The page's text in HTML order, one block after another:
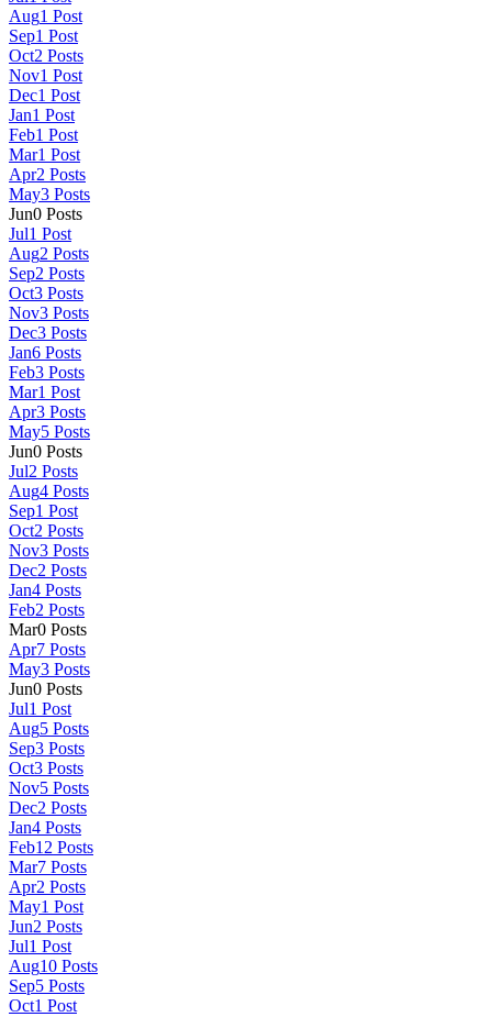
Aug1 Post
Sep1 Post
Oct2 Posts
Nov1 Post
Dec1 Post
Jan1 Post
Feb1 Post
Mar1 Post
Apr2 Posts
May3 Posts
Jun0 Posts
Jul1 Post
Aug2 Posts
Sep2 Posts
Oct3 Posts
Nov3 Posts
Dec3 Posts
Jan6 Posts
Feb3 Posts
Mar1 Post
Apr3 Posts
May5 Posts
Jun0 Posts
Jul2 Posts
Aug4 Posts
Sep1 Post
Oct2 Posts
Nov3 Posts
Dec2 Posts
Jan4 Posts
Feb2 Posts
Mar0 Posts
Apr7 Posts
May3 Posts
Jun0 Posts
Jul1 Post
Aug5 Posts
Sep3 Posts
Oct3 Posts
Nov5 Posts
Dec2 Posts
Jan4 Posts
Feb12 Posts
Mar7 Posts
Apr2 Posts
May1 Post
Jun2 Posts
Jul1 Post
Aug10 Posts
Sep5 Posts
Oct1 Post